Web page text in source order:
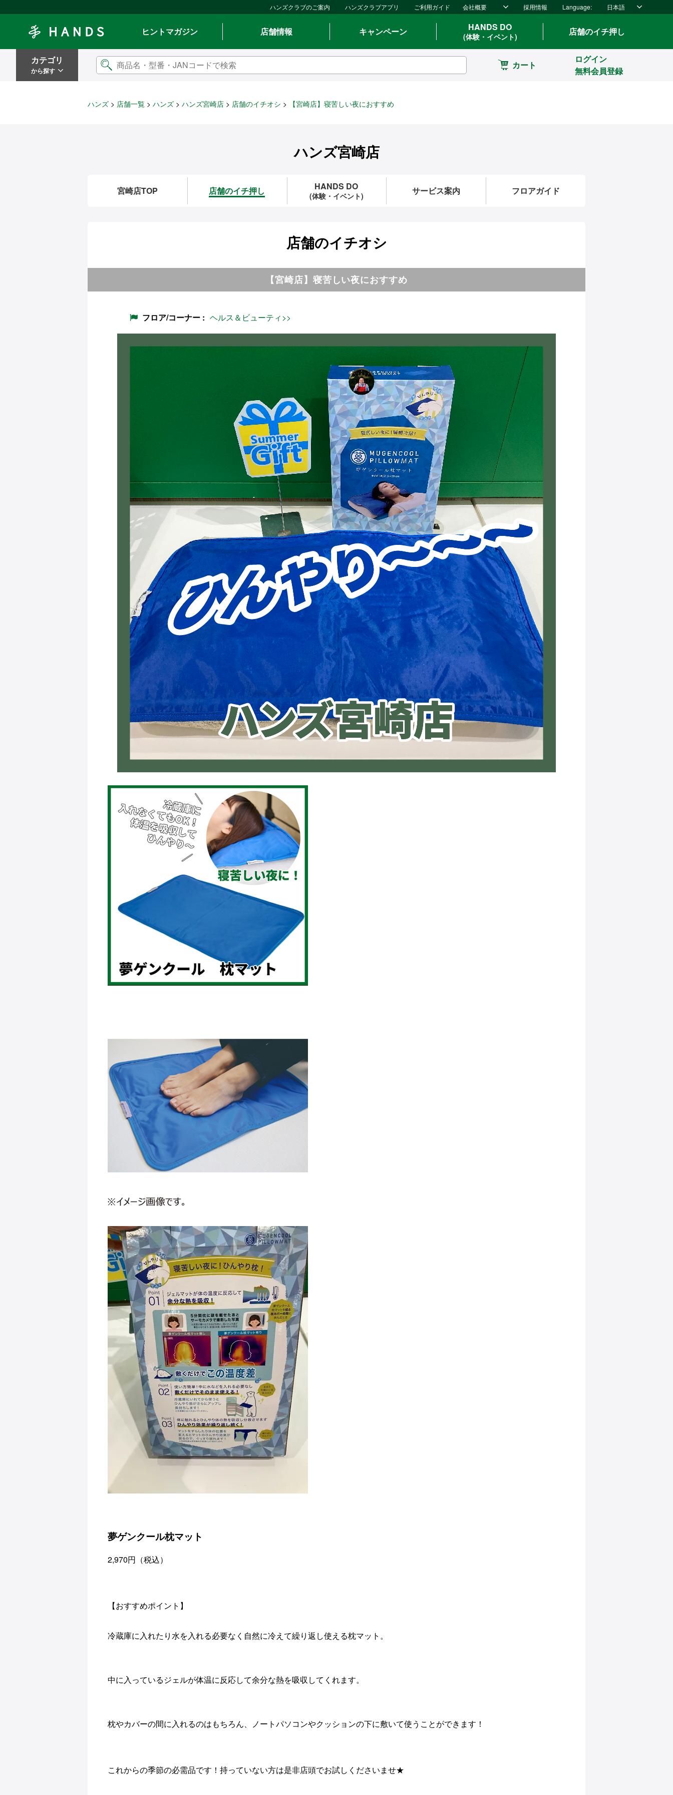
ハンズクラブのご案内 ハンズクラブアプリ ご利用ガイド 会社概要 採用情報 Language: 日本語
ヒントマガジン
店舗情報 キャンペーン HANDS DO
(体験・イベント) 店舗のイチ押し
カテゴリ
から探す カート
ログイン
無料会員登録
ハンズ 店舗一覧 ハンズ ハンズ宮崎店 店舗のイチオシ 【宮崎店】寝苦しい夜におすすめ
ハンズ宮崎店
宮崎店TOP 店舗のイチ押し HANDS DO
(体験・イベント) サービス案内 フロアガイド
店舗のイチオシ
【宮崎店】寝苦しい夜におすすめ
フロア/コーナー ヘルス＆ビューティ>>
夢ゲンクール枕マット
2,970円（税込）
【おすすめポイント】
冷蔵庫に入れたり水を入れる必要なく自然に冷えて繰り返し使える枕マット。
中に入っているジェルが体温に反応して余分な熱を吸収してくれます。
枕やカバーの間に入れるのはもちろん、ノートパソコンやクッションの下に敷いて使うことができます！
これからの季節の必需品です！持っていない方は是非店頭でお試しくださいませ★